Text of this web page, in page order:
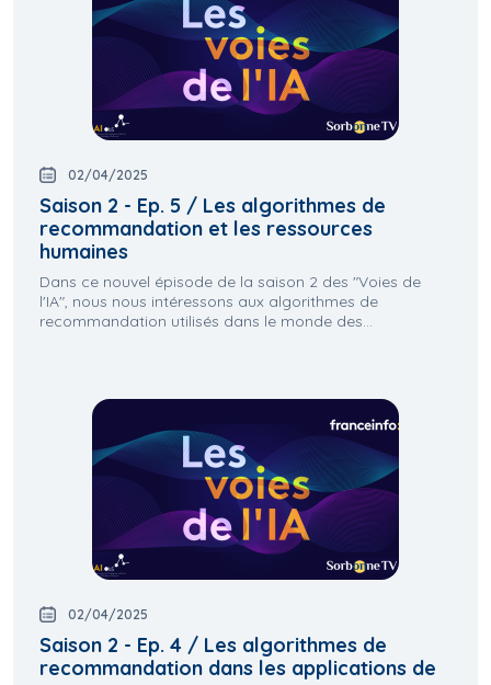
02/04/2025
Saison 2 - Ep. 5 / Les algorithmes de
recommandation et les ressources
humaines
Dans ce nouvel épisode de la saison 2 des "Voies de
l'IA", nous nous intéressons aux algorithmes de
recommandation utilisés dans le monde des...
02/04/2025
Saison 2 - Ep. 4 / Les algorithmes de
recommandation dans les applications de